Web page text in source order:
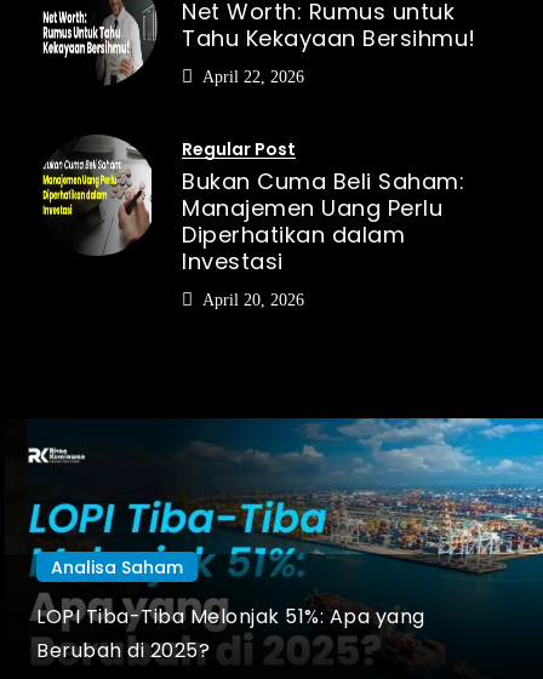
Net Worth: Rumus untuk
Tahu Kekayaan Bersihmu!
April 22, 2026
Regular Post
Bukan Cuma Beli Saham:
Manajemen Uang Perlu
Diperhatikan dalam
Investasi
April 20, 2026
Analisa Saham
LOPI Tiba-Tiba Melonjak 51%: Apa yang
Berubah di 2025?